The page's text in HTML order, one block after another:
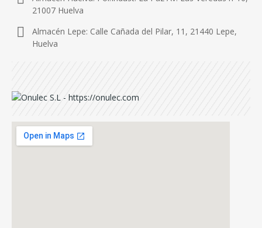
21007 Huelva
Almacén Lepe: Calle Cañada del Pilar, 11, 21440 Lepe,
Huelva